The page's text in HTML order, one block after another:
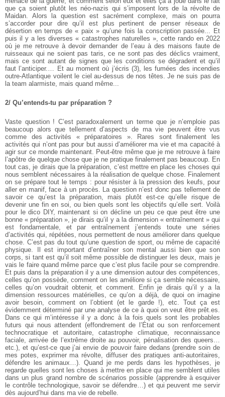
que ça soient plutôt les néo-nazis qui s’imposent lors de la révolte de
Maidan. Alors la question est sacrément complexe, mais on pourra
s’accorder pour dire qu’il est plus pertinent de penser réseaux de
désertion en temps de « paix » qu’une fois la conscription passée... Et
puis il y a les diverses « catastrophes naturelles », cette rando en 2022
où je me retrouve à devoir demander de l’eau à des maisons faute de
ruisseaux qui ne soient pas taris, ce ne sont pas des déclics vraiment,
mais ce sont autant de signes que les conditions se dégradent et qu’il
faut l’anticiper.… Et au moment où j’écris (3), les fumées des incendies
outre-Atlantique voilent le ciel au-dessus de nos têtes. Je ne suis pas de
la team alarmiste, mais quand même...
2/ Qu’entends-tu par préparation ?
Vaste question ! C’est paradoxalement un terme que je n’emploie pas
beaucoup alors que tellement d’aspects de ma vie peuvent être vus
comme des activités « préparatoires ». Rares sont finalement les
activités qui n’ont pas pour but aussi d’améliorer ma vie et ma capacité à
agir sur ce monde maintenant. Peut-être même que je me retrouve à faire
l’apôtre de quelque chose que je ne pratique finalement pas beaucoup. En
tout cas, je dirais que la préparation, c’est mettre en place les choses qui
nous semblent nécessaires à la réalisation de quelque chose. Finalement
on se prépare tout le temps : pour résister à la pression des keufs, pour
aller en manif, face à un procès. La question n’est donc pas tellement de
savoir ce qu’est la préparation, mais plutôt est-ce qu’elle risque de
devenir une fin en soi, ou bien quels sont les objectifs qu’elle sert. Voilà
pour le dico DIY, maintenant si on décline un peu ce que peut être une
bonne « préparation », je dirais qu’il y a la dimension « entraînement » qui
est fondamentale, et par entraînement j’entends toute une séries
d’activités qui, répétées, nous permettent de nous améliorer dans quelque
chose. C’est pas du tout qu’une question de sport, ou même de capacité
physique. Il est important d’entraîner son mental aussi bien que son
corps, si tant est qu’il soit même possible de distinguer les deux, mais je
vais le faire quand même parce que c’est plus facile pour se comprendre.
Et puis dans la préparation il y a une dimension autour des compétences,
celles qu’on possède, comment on les améliore si ça semble nécessaire,
celles qu’on voudrait obtenir, et comment. Enfin je dirais qu’il y a la
dimension ressources matérielles, ce qu’on a déjà, de quoi on imagine
avoir besoin, comment on l’obtient (et le garde !), etc. Tout ça est
évidemment déterminé par une analyse de ce à quoi on veut être prêt.es.
Dans ce qui m’intéresse il y a donc à la fois quels sont les probables
futurs qui nous attendent (effondrement de l’État ou son renforcement
technocratique et autoritaire, catastrophe climatique, reconnaissance
faciale, arrivée de l’extrême droite au pouvoir, pénalisation des queers…
etc.), et qu’est-ce que j’ai envie de pouvoir faire dedans (prendre soin de
mes potes, exprimer ma révolte, diffuser des pratiques anti-autoritaires,
défendre les animaux…). Quand je me perds dans les hypothèses, je
regarde quelles sont les choses à mettre en place qui me semblent utiles
dans un plus grand nombre de scénarios possible (apprendre à esquiver
le contrôle technologique, savoir se défendre…) et qui peuvent me servir
dès aujourd’hui dans ma vie de rebelle.